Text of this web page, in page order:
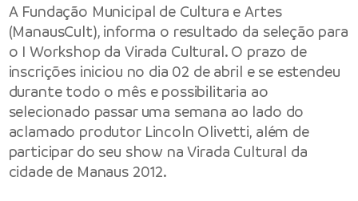
A Fundação Municipal de Cultura e Artes
(ManausCult), informa o resultado da seleção para
o I Workshop da Virada Cultural. O prazo de
inscrições iniciou no dia 02 de abril e se estendeu
durante todo o mês e possibilitaria ao
selecionado passar uma semana ao lado do
aclamado produtor Lincoln Olivetti, além de
participar do seu show na Virada Cultural da
cidade de Manaus 2012.